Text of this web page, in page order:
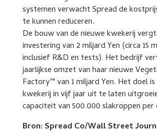
systemen verwacht Spread de
te kunnen reduceren.
De bouw van de nieuwe kwekerij
investering van 2 miljard Yen (circa 15
inclusief R&D en tests). Het bedrijf
jaarlijkse omzet van haar nieuwe
Factory™ van 1 miljard Yen. Het doel
kwekerij in vijf jaar uit te laten
capaciteit van 500.000 slakroppen per
Bron: Spread Co/Wall Street